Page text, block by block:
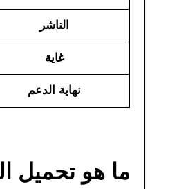
الناشر
غاية
نهاية الدعم
ما هو تحميل